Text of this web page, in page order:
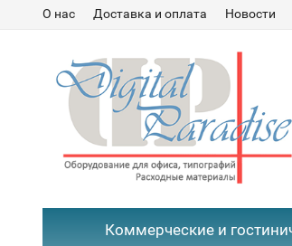
О нас Доставка и оплата Новости
Коммерческие и